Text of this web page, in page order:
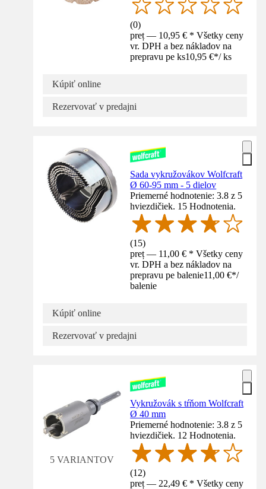
(0)
preț — 10,95 € * Všetky ceny
vr. DPH a bez nákladov na
prepravu pe ks10,95 €*/ ks
Kúpiť online
Rezervovať v predajni
Sada vykružovákov Wolfcraft
Ø 60-95 mm - 5 dielov
Priemerné hodnotenie: 3.8 z 5
hviezdičiek. 15 Hodnotenia.
(15)
preț — 11,00 € * Všetky ceny
vr. DPH a bez nákladov na
prepravu pe balenie11,00 €*/
balenie
Kúpiť online
Rezervovať v predajni
5 VARIANTOV
Vykružovák s tŕňom Wolfcraft
Ø 40 mm
Priemerné hodnotenie: 3.8 z 5
hviezdičiek. 12 Hodnotenia.
(12)
preț — 22,49 € * Všetky ceny